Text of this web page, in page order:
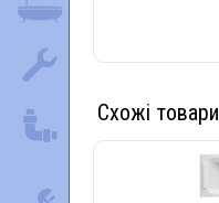
Схожі товари